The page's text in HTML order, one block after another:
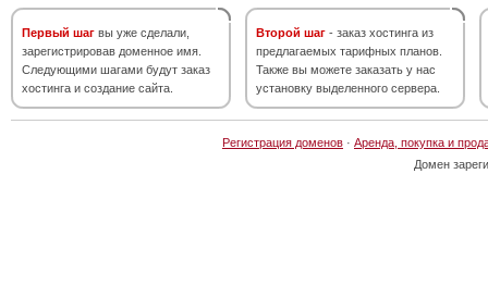
Первый шаг вы уже сделали,
зарегистрировав доменное имя.
Следующими шагами будут заказ
хостинга и создание сайта.
Второй шаг - заказ хостинга из
предлагаемых тарифных планов.
Также вы можете заказать у нас
установку выделенного сервера.
Регистрация доменов · Аренда, покупка и
Домен